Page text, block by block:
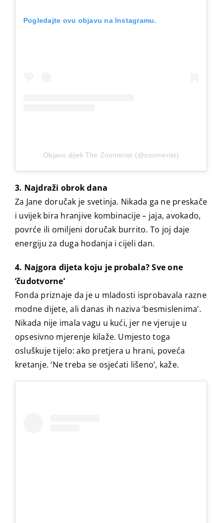
Pogledajte ovu objavu na Instagramu.
Objavu dijeli The Zoomerist (@zoomerist)
3. Najdraži obrok dana
Za Jane doručak je svetinja. Nikada ga ne preskače
i uvijek bira hranjive kombinacije – jaja, avokado,
povrće ili omiljeni doručak burrito. To joj daje
energiju za duga hodanja i cijeli dan.
4. Najgora dijeta koju je probala? Sve one
‘čudotvorne’
Fonda priznaje da je u mladosti isprobavala razne
modne dijete, ali danas ih naziva ‘besmislenima’.
Nikada nije imala vagu u kući, jer ne vjeruje u
opsesivno mjerenje kilaže. Umjesto toga
osluškuje tijelo: ako pretjera u hrani, poveća
kretanje. ‘Ne treba se osjećati lišeno’, kaže.